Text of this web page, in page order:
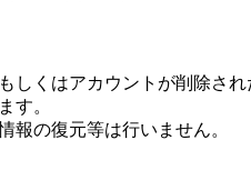
くはアカウントが削除さ
す。
の復元等は行いません。